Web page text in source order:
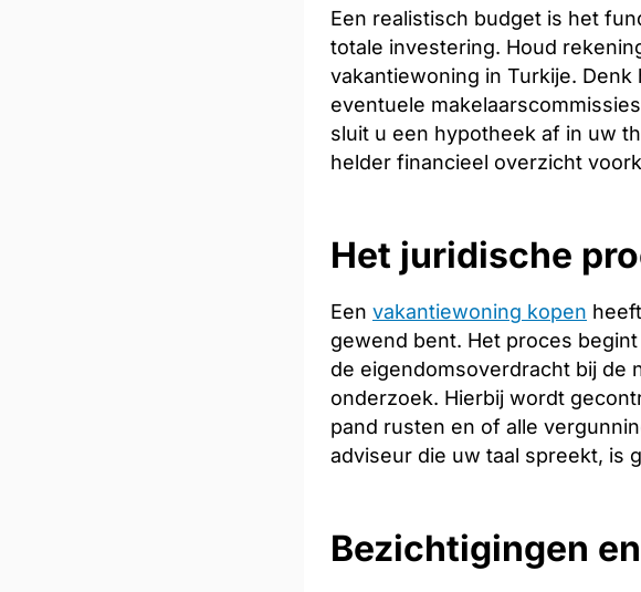
Een realistisch budget is het
totale investering. Houd
vakantiewoning in Turkije.
eventuele
sluit u een hypotheek af in uw
helder financieel overzicht
Het juridische
Een vakantiewoning kopen
gewend bent. Het proces
de eigendomsoverdracht bij de
onderzoek. Hierbij wordt
pand rusten en of alle
adviseur die uw taal spreekt, is
Bezichtigingen